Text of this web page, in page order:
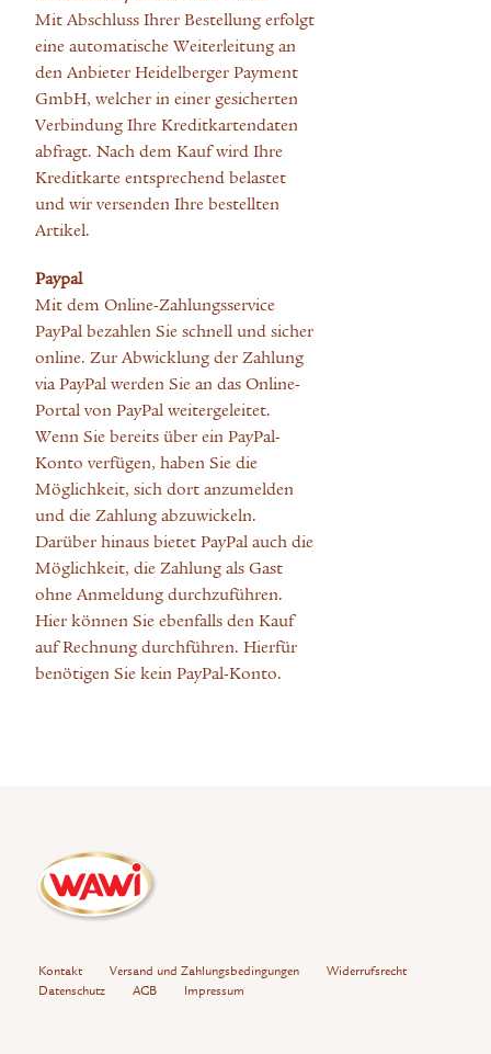
Mit Abschluss Ihrer Bestellung erfolgt
eine automatische Weiterleitung an
den Anbieter Heidelberger Payment
GmbH, welcher in einer gesicherten
Verbindung Ihre Kreditkartendaten
abfragt. Nach dem Kauf wird Ihre
Kreditkarte entsprechend belastet
und wir versenden Ihre bestellten
Artikel.
Paypal
Mit dem Online-Zahlungsservice
PayPal bezahlen Sie schnell und sicher
online. Zur Abwicklung der Zahlung
via PayPal werden Sie an das Online-
Portal von PayPal weitergeleitet.
Wenn Sie bereits über ein PayPal-
Konto verfügen, haben Sie die
Möglichkeit, sich dort anzumelden
und die Zahlung abzuwickeln.
Darüber hinaus bietet PayPal auch die
Möglichkeit, die Zahlung als Gast
ohne Anmeldung durchzuführen.
Hier können Sie ebenfalls den Kauf
auf Rechnung durchführen. Hierfür
benötigen Sie kein PayPal-Konto.
Kontakt Versand und Zahlungsbedingungen
Widerrufsrecht
Datenschutz
AGB Impressum